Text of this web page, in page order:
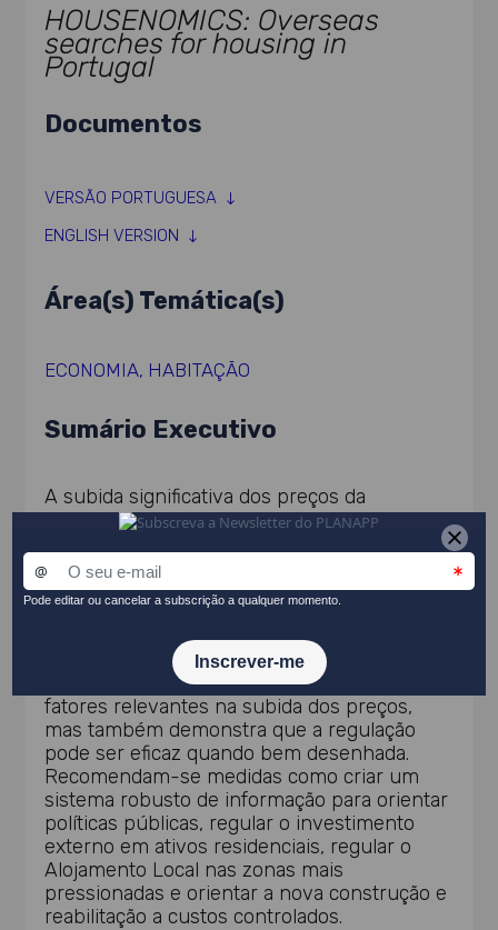
HOUSENOMICS: Overseas
searches for housing in
Portugal
Documentos
VERSÃO PORTUGUESA
ENGLISH VERSION
Área(s) Temática(s)
ECONOMIA, HABITAÇÃO
Sumário Executivo
A subida significativa dos preços da
habitação emergiu como um traço marcante
financeira de 2008. Este aumento cria
dificuldades crescentes a determinados
segmentos sociais no acesso a habitação a
custos comportáveis. A literatura científica
internacional evidencia que o investimento
externo e a turistificação da habitação são
fatores relevantes na subida dos preços,
mas também demonstra que a regulação
pode ser eficaz quando bem desenhada.
Recomendam-se medidas como criar um
sistema robusto de informação para orientar
políticas públicas, regular o investimento
externo em ativos residenciais, regular o
Alojamento Local nas zonas mais
pressionadas e orientar a nova construção e
reabilitação a custos controlados.